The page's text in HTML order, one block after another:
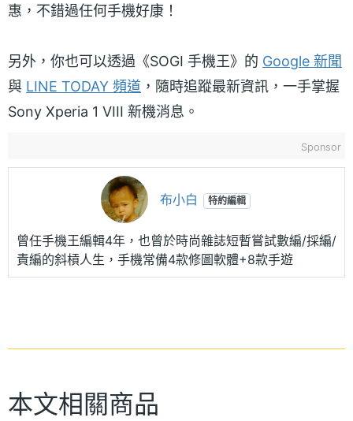
惠，不錯過任何手機好康！
另外，你也可以透過《SOGI 手機王》的 Google 新聞
與 LINE TODAY 頻道 ，隨時追蹤最新資訊，一手掌握
Sony Xperia 1 VIII 新機消息。
Sponsor
布小白 特約編輯
曾任手機王編輯4年，也曾於時尚雜誌短暫嘗試數編/採編/
責編的斜槓人生，手機常備4款修圖軟體+8款手遊
本文相關商品